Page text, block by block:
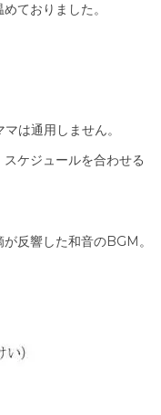
ておりました。
は通用しません。
ケジュールを合わせる
反響した和音のBGM。